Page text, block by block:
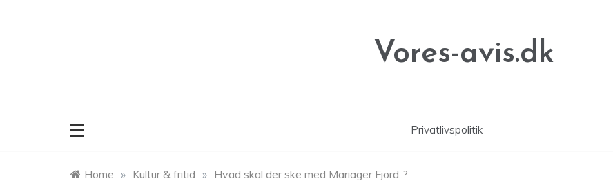
Vores-avis.dk
Privatlivspolitik
Home » Kultur & fritid » Hvad skal der ske med Mariager Fjord..?